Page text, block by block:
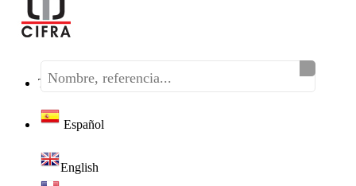
Teléfono:(+34) 968 320 046
Español
English